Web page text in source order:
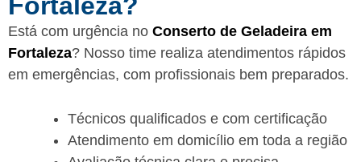
Está com urgência no Conserto de Geladeira em
Fortaleza? Nosso time realiza atendimentos rápidos
em emergências, com profissionais bem preparados.
Técnicos qualificados e com certificação
Atendimento em domicílio em toda a região